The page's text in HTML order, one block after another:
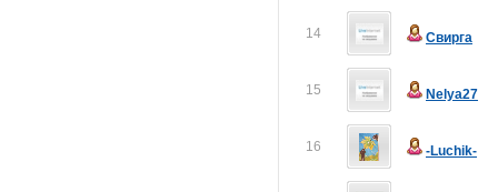
14 Свирга
15 Nelya27
16 -Luchik-